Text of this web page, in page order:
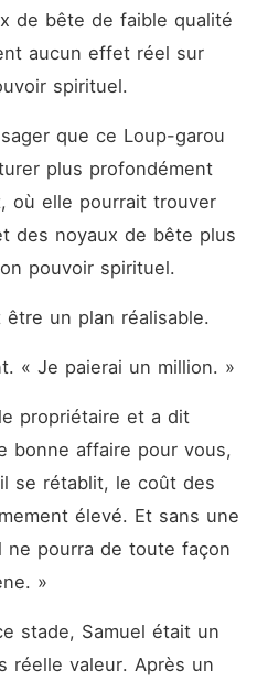
de bête de faible qualité
aucun effet réel sur
spirituel.
que ce Loup-garou
plus profondément
où elle pourrait trouver
des noyaux de bête plus
pouvoir spirituel.
un plan réalisable.
« Je paierai un million. »
propriétaire et a dit
bonne affaire pour vous,
se rétablit, le coût des
élevé. Et sans une
ne pourra de toute façon
»
stade, Samuel était un
réelle valeur. Après un